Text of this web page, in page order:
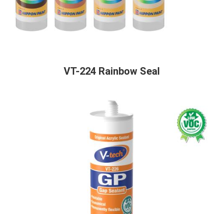
VT-224 Rainbow Seal